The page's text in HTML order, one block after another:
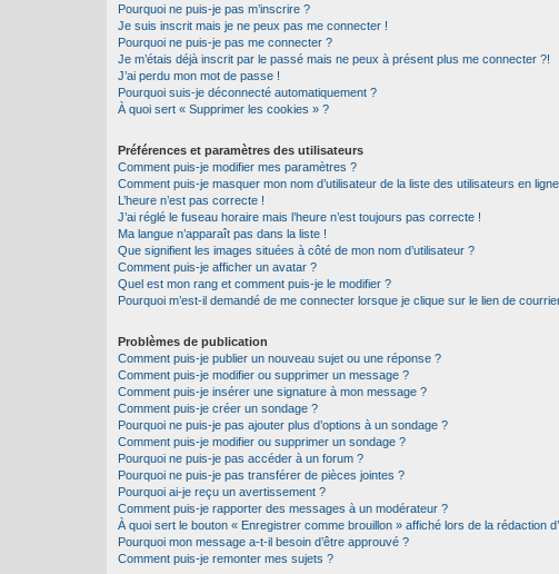
Pourquoi ne puis-je pas m’inscrire ?
Je suis inscrit mais je ne peux pas me connecter !
Pourquoi ne puis-je pas me connecter ?
Je m’étais déjà inscrit par le passé mais ne peux à présent plus me connecter ?!
J’ai perdu mon mot de passe !
Pourquoi suis-je déconnecté automatiquement ?
À quoi sert « Supprimer les cookies » ?
Préférences et paramètres des utilisateurs
Comment puis-je modifier mes paramètres ?
Comment puis-je masquer mon nom d’utilisateur de la liste des utilisateurs en
L’heure n’est pas correcte !
J’ai réglé le fuseau horaire mais l’heure n’est toujours pas correcte !
Ma langue n’apparaît pas dans la liste !
Que signifient les images situées à côté de mon nom d’utilisateur ?
Comment puis-je afficher un avatar ?
Quel est mon rang et comment puis-je le modifier ?
Pourquoi m’est-il demandé de me connecter lorsque je clique sur le lien de
Problèmes de publication
Comment puis-je publier un nouveau sujet ou une réponse ?
Comment puis-je modifier ou supprimer un message ?
Comment puis-je insérer une signature à mon message ?
Comment puis-je créer un sondage ?
Pourquoi ne puis-je pas ajouter plus d’options à un sondage ?
Comment puis-je modifier ou supprimer un sondage ?
Pourquoi ne puis-je pas accéder à un forum ?
Pourquoi ne puis-je pas transférer de pièces jointes ?
Pourquoi ai-je reçu un avertissement ?
Comment puis-je rapporter des messages à un modérateur ?
À quoi sert le bouton « Enregistrer comme brouillon » affiché lors de la rédaction
Pourquoi mon message a-t-il besoin d’être approuvé ?
Comment puis-je remonter mes sujets ?